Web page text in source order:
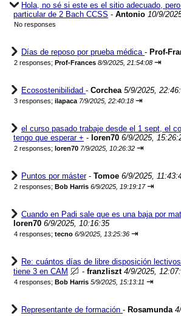
Hola, no sé si este es el sitio adecuado,
particular de 2 Bach CCSS - Antonio 10/9/
No responses
Días de reposo por prueba médica - Prof-
2 responses; Prof-Frances 8/9/2025, 21:54:08 ⇥
Ecosostenibilidad - Corchea 5/9/2025,
3 responses; ilapaca 7/9/2025, 22:40:18 ⇥
el curso pasado trabaje desde el 1 sept, el
tengo que esperar + - loren70 6/9/2025,
2 responses; loren70 7/9/2025, 10:26:32 ⇥
Puntos por máster- Tomoe 6/9/2025,
2 responses; Bob Harris 6/9/2025, 19:19:17 ⇥
Cuando en Padi sale que es una baja por
loren70 6/9/2025, 10:16:35
4 responses; tecno 6/9/2025, 13:25:36 ⇥
Re: cuántos días de libre disposición
tiene 3 en CAM
- franzliszt 4/9/2025,
4 responses; Bob Harris 5/9/2025, 15:13:11 ⇥
Representante de formación - Rosamunda